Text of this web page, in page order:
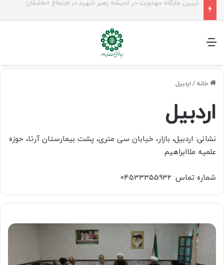
منو
خانه / اردبیل
اردبیل
نشانی: اردبیل، بازار، خیابان سی متری، پشت بیمارستان آرتا، حوزه
علمیه ملاابراهیم
شماره تماس: 04533355932